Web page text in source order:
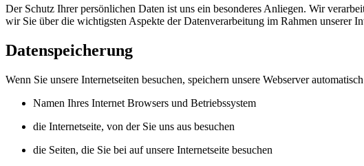
Der Schutz Ihrer persönlichen Daten ist uns ein besonderes Anliegen. Wir
wir Sie über die wichtigsten Aspekte der Datenverarbeitung im Rahmen unserer
Datenspeicherung
Wenn Sie unsere Internetseiten besuchen, speichern unsere Webserver automatisch
Namen Ihres Internet Browsers und Betriebssystem
die Internetseite, von der Sie uns aus besuchen
die Seiten, die Sie bei auf unsere Internetseite besuchen